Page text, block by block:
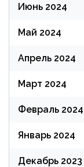
Июнь 2024
Май 2024
Апрель 2024
Март 2024
Февраль 2024
Январь 2024
Декабрь 2023